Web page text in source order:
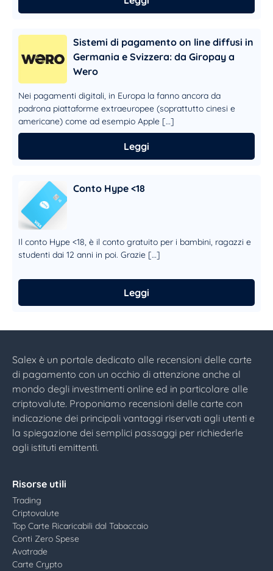
Sistemi di pagamento on line diffusi in
Germania e Svizzera: da Giropay a
Wero
Nei pagamenti digitali, in Europa la fanno ancora da
padrona piattaforme extraeuropee (soprattutto cinesi e
americane) come ad esempio Apple […]
Leggi
Conto Hype <18
Il conto Hype <18, è il conto gratuito per i bambini, ragazzi e
studenti dai 12 anni in poi. Grazie […]
Leggi
Salex è un portale dedicato alle recensioni delle carte
di pagamento con un occhio di attenzione anche al
mondo degli investimenti online ed in particolare alle
criptovalute. Proponiamo recensioni delle carte con
indicazione dei principali vantaggi riservati agli utenti e
la spiegazione dei semplici passaggi per richiederle
agli istituti emittenti.
Risorse utili
Trading
Criptovalute
Top Carte Ricaricabili dal Tabaccaio
Conti Zero Spese
Avatrade
Carte Crypto